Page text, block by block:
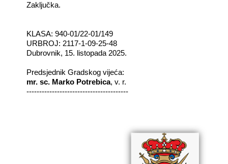
Zaključka.
KLASA: 940-01/22-01/149
URBROJ: 2117-1-09-25-48
Dubrovnik, 15. listopada 2025.
Predsjednik Gradskog vijeća:­
mr. sc. Marko Potrebica, v. r.
----------------------------------------